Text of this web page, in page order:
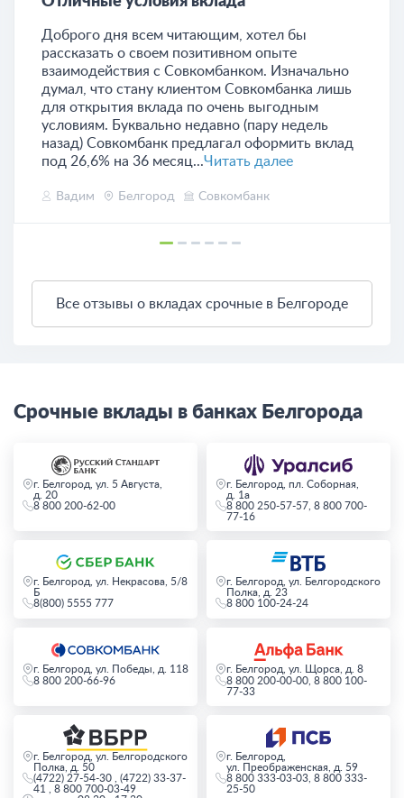
Доброго дня всем читающим, хотел бы
рассказать о своем позитивном опыте
взаимодействия с Совкомбанком. Изначально
думал, что стану клиентом Совкомбанка лишь
для открытия вклада по очень выгодным
условиям. Буквально недавно (пару недель
назад) Совкомбанк предлагал оформить вклад
под 26,6% на 36 месяц...Читать далее
Вадим Белгород Совкомбанк
Все отзывы о вкладах срочные в Белгороде
Срочные вклады в банках Белгорода
г. Белгород, ул. 5 Августа,
д. 20
8 800 200-62-00
г. Белгород, пл. Соборная,
д. 1а
8 800 250-57-57, 8 800 700-
77-16
г. Белгород, ул. Некрасова, 5/8
Б
8(800) 5555 777
г. Белгород, ул. Белгородского
Полка, д. 23
8 800 100-24-24
г. Белгород, ул. Победы, д. 118
8 800 200-66-96
г. Белгород, ул. Щорса, д. 8
8 800 200-00-00, 8 800 100-
77-33
г. Белгород, ул. Белгородского
Полка, д. 50
(4722) 27-54-30 , (4722) 33-37-
41 , 8 800 700-03-49
г. Белгород,
ул. Преображенская, д. 59
8 800 333-03-03, 8 800 333-
25-50